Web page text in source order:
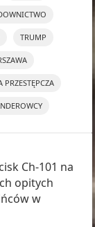
TRUMP
Ch-101 na
opitych
w